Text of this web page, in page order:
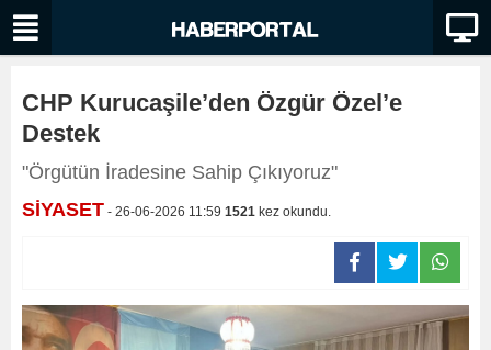
CHP Kurucaşile’den Özgür Özel’e
Destek
"Örgütün İradesine Sahip Çıkıyoruz"
SİYASET - 26-06-2026 11:59 1521 kez okundu.